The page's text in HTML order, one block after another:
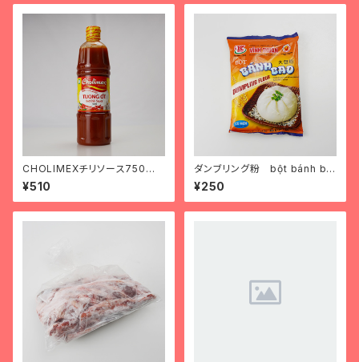
CHOLIMEXチリソース750 t
ương ớt chomilex loại to
¥510
ダンブリング粉 bột bánh ba
o
¥250